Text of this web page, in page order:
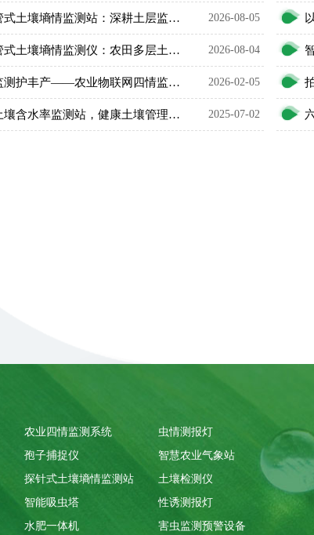
五层管式土壤墒情监测站：深耕土层监测，看透土壤水情 2026-08-05
五层管式土壤墒情监测仪：农田多层土壤水分智能监测设备 2026-08-04
四情监测护丰产——农业物联网四情监测系统落地应用 2026-02-05
管式土壤含水率监测站，健康土壤管理专业墒情监测工具 2025-07-02
农业四情监测系统
虫情测报灯
孢子捕捉仪
智慧农业气象站
探针式土壤墒情监测站
土壤检测仪
智能吸虫塔
性诱测报灯
水肥一体机 害虫监测预警设备